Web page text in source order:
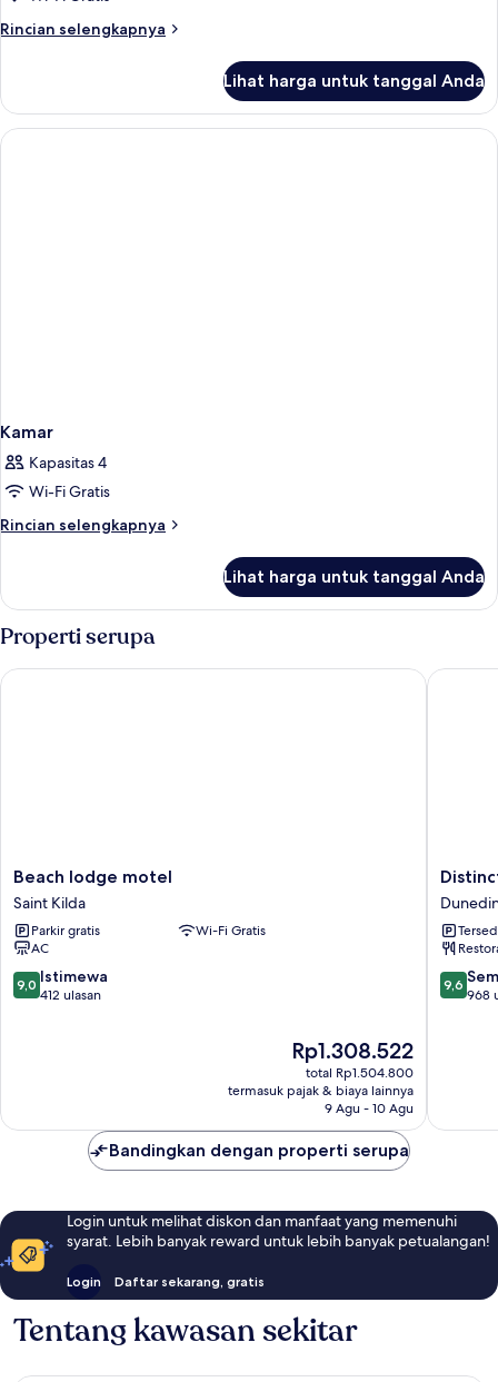
Rincian selengkapnya
Rincian
Kamar
Lihat harga untuk tanggal Anda
Kamar
Kapasitas 4
Wi-Fi Gratis
Rincian selengkapnya
Rincian
Kamar
Lihat harga untuk tanggal Anda
Properti serupa
Beach
lodge
motel
Saint
Kilda
Beach lodge motel
Saint Kilda
Parkir gratis
Wi-Fi Gratis
AC
9.0
dari
9,0 Istimewa
412 ulasan
Harga
sekarang
Rp1.308.522
Rp1.308.522
total Rp1.504.800
termasuk pajak & biaya lainnya
9 Agu - 10 Agu
Beach lodge motel
Dunedin
Hotel
Dunedin
City
Centre
9.6
dari
9,6
968
Bandingkan dengan properti serupa
Login untuk melihat diskon dan manfaat yang memenuhi
syarat. Lebih banyak reward untuk lebih banyak petualangan!
Login Daftar sekarang, gratis
Tentang kawasan sekitar